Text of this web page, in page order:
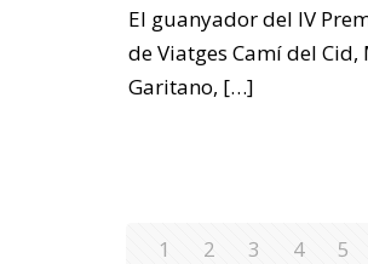
El guanyador del IV
de Viatges Camí del
Garitano, […]
1 2 3 4 5